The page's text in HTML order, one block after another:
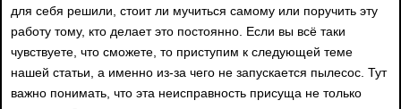
для себя решили, стоит ли мучиться самому или поручить эту
работу тому, кто делает это постоянно. Если вы всё таки
чувствуете, что сможете, то приступим к следующей теме
нашей статьи, а именно из-за чего не запускается пылесос. Тут
важно понимать, что эта неисправность присуща не только